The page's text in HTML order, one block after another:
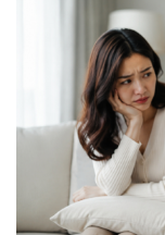
Dinh dưỡng - món
Cây thuốc
Sản phụ khoa
Nhi khoa
Nam khoa
Làm đẹp - giảm cân
Phòng mạch online
Ăn sạch sống khỏe